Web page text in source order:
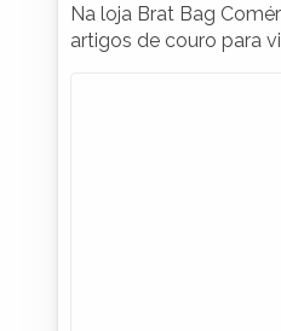
Na loja Brat Bag
artigos de couro para